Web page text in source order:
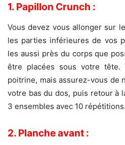
1. Papillon Crunch :
Vous devez vous allonger sur
les parties inférieures de vos
les aussi près du corps que
être placées sous votre
poitrine, mais assurez-vous de
votre bas du dos, puis retour à
3 ensembles avec 10 répétitions.
2. Planche avant :